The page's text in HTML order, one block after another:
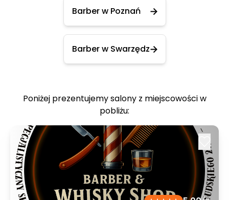
Barber w Poznań
Barber w Swarzędz
Poniżej prezentujemy salony z miejscowości w
pobliżu: